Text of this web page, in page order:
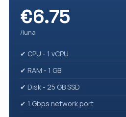
€6.75
/luna
✔ CPU - 1 vCPU
✔ RAM - 1 GB
✔ Disk - 25 GB SSD
✔ 1 Gbps network port